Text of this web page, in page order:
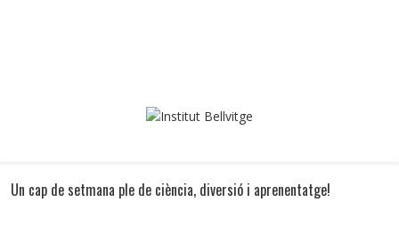
Un cap de setmana ple de ciència, diversió i aprenentatge!